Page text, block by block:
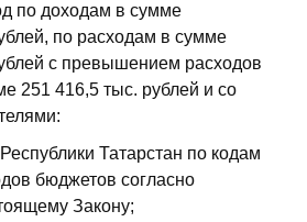
по доходам в сумме
по расходам в сумме
с превышением расходов
251 416,5 тыс. рублей и со
Татарстан по кодам
бюджетов согласно
Закону;